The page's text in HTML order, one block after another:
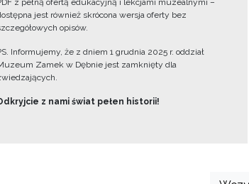
z pełną ofertą edukacyjną i lekcjami muzealnymi –
jest również skrócona wersja oferty bez
opisów.
Informujemy, że z dniem 1 grudnia 2025 r. oddział
Zamek w Dębnie jest zamknięty dla
z nami świat pełen historii!